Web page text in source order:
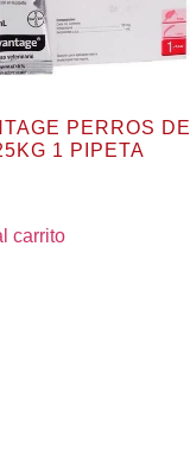
PERROS DE
1 PIPETA
carrito